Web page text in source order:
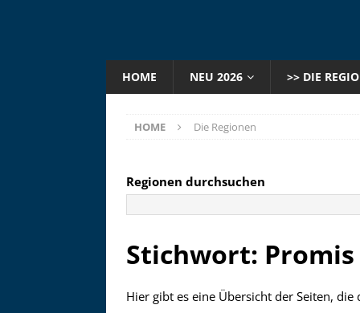
HOME NEU 2026 >> DIE
HOME Die Regionen
Regionen durchsuchen
Stichwort: Promis
Hier gibt es eine Übersicht der Seiten,